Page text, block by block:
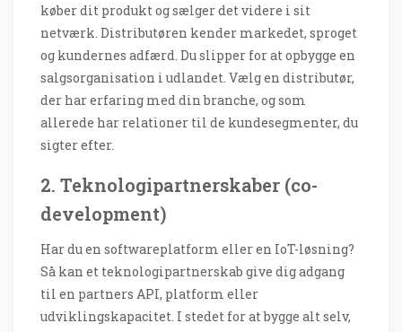
køber dit produkt og sælger det videre i sit
netværk. Distributøren kender markedet, sproget
og kundernes adfærd. Du slipper for at opbygge en
salgsorganisation i udlandet. Vælg en distributør,
der har erfaring med din branche, og som
allerede har relationer til de kundesegmenter, du
sigter efter.
2. Teknologipartnerskaber (co-
development)
Har du en softwareplatform eller en IoT-løsning?
Så kan et teknologipartnerskab give dig adgang
til en partners API, platform eller
udviklingskapacitet. I stedet for at bygge alt selv,